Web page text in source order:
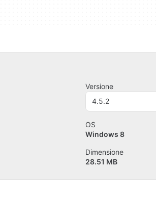
Versione
4.5.2
OS
Windows 8
Dimensione
28.51 MB